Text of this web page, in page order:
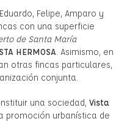
Felipe, Amparo y
con una superficie
de Santa María
HERMOSA . Asimismo, en
otras fincas particulares,
conjunta.
una sociedad, Vista
promoción urbanística de